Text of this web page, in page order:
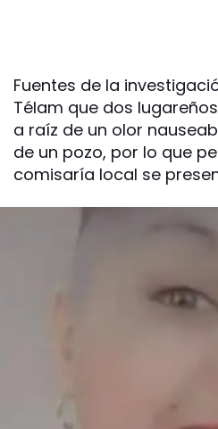
Fuentes de la
Télam que dos
a raíz de un olor
de un pozo, por lo que
comisaría local se